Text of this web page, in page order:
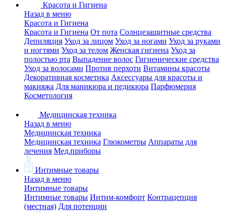
Красота и Гигиена
Назад в меню
Красота и Гигиена
Красота и Гигиена От пота Солнцезащитные средства
Депиляция Уход за лицом Уход за ногами Уход за руками
и ногтями Уход за телом Женская гигиена Уход за
полостью рта Выпадение волос Гигиенические средства
Уход за волосами Против перхоти Витамины красоты
Декоративная косметика Аксессуары для красоты и
макияжа Для маникюра и педикюра Парфюмерия
Косметология
Медицинская техника
Назад в меню
Медицинская техника
Медицинская техника Глюкометры Аппараты для
лечения Мед.приборы
Интимные товары
Назад в меню
Интимные товары
Интимные товары Интим-комфорт Контрацепция
(местная) Для потенции